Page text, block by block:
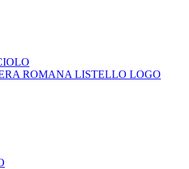
ROMANA LISTELLO LOGO